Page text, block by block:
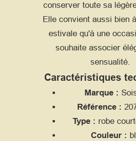
conserver toute sa
Elle convient aussi bien
estivale qu'à une
souhaite associer
sensualité.
Caractéristiques
Marque :
Référence :
Type : robe
Couleur :